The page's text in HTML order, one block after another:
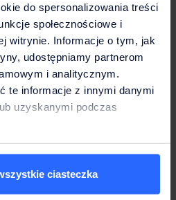
do spersonalizowania treści
społecznościowe i
witrynie. Informacje o tym, jak
udostępniamy partnerom
i analitycznym.
te informacje z innymi danymi
uzyskanymi podczas
ciasteczka
wspomnieć, że ślad wodny
Pierwszym z nich będzie
śladu wodnego
określenia całkowitej
podczas codziennych
opcją jest obliczenie
polega na zsumowaniu całej
można